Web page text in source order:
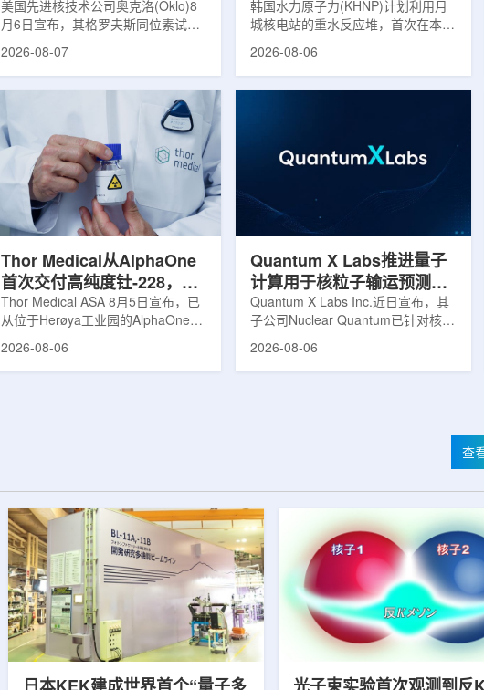
美国先进核技术公司奥克洛(Oklo)8
月6日宣布，其格罗夫斯同位素试验
反应堆已在低功率状态下实现可控自
格罗夫斯同位素试验反应堆设施(图
片：格罗夫斯)格罗夫斯低功率试验
反应堆位于美国得克萨斯州洛克哈
特，是美国能源部反应堆试点计划下
首个在私人土地上实现临界的反应
堆。根据奥克洛介绍，该设施从未开
发土地起步建设，完成了土建开挖、
工程建设、组件制造或采购、燃料配
2026-08-07
韩国水力原子力(KHNP)计划利用月
城核电站的重水反应堆，首次在本土
生产用于癌症治疗的放射性同位素
元化的供应链并缩短运输时间。此次
计划的首要目标是实现镥-177的商业
化生产，预计在2028年进行试生
产，并在2031年开始全面量产。之
后，韩国水力原子力还将扩大生产范
2026-08-06
Thor Medical从AlphaOne
首次交付高纯度钍-228，商
业供货启动
Thor Medical ASA 8月5日宣布，已
从位于Herøya工业园的AlphaOne生
产设施完成首批高纯度钍-228(Th-
足靶向α疗法领域对高纯度...
2026-08-06
Quantum X Labs推进量子
计算用于核粒子输运预测模
拟
Quantum X Labs Inc.近日宣布，其
子公司Nuclear Quantum已针对核工
业计算模拟中的一项瓶颈提出新方
效率。Nuclear Quantum此次提出的
学能够直接在量子计算框架中表示和
模拟。...
2026-08-06
查